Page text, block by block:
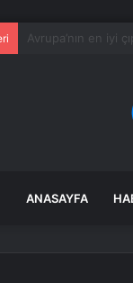
Satarken asla
ANASAYFA